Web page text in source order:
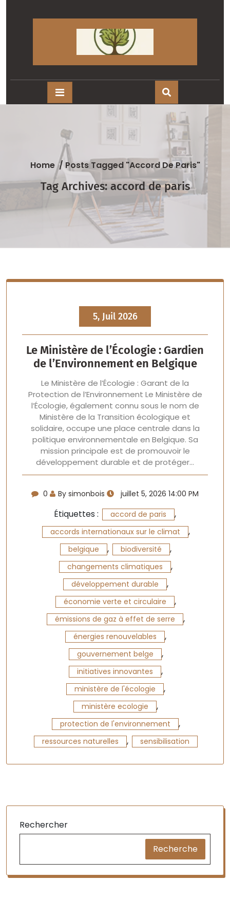
Home/ Posts Tagged "accord De Paris"
Tag Archives: accord de paris
5, Juil 2026
Le Ministère de l’Écologie : Gardien
de l’Environnement en Belgique
Le Ministère de l’Écologie : Garant de la
Protection de l’Environnement Le Ministère de
l’Écologie, également connu sous le nom de
Ministère de la Transition écologique et
solidaire, occupe une place centrale dans la
politique environnementale en Belgique. Sa
mission principale est de promouvoir le
développement durable et de protéger…
0 By simonbois juillet 5, 2026 14:00 PM
Étiquettes : accord de paris ,
accords internationaux sur le climat ,
belgique , biodiversité ,
changements climatiques ,
développement durable ,
économie verte et circulaire ,
émissions de gaz à effet de serre ,
énergies renouvelables ,
gouvernement belge ,
initiatives innovantes ,
ministère de l'écologie ,
ministère ecologie ,
protection de l'environnement ,
ressources naturelles , sensibilisation
Rechercher
Recherche